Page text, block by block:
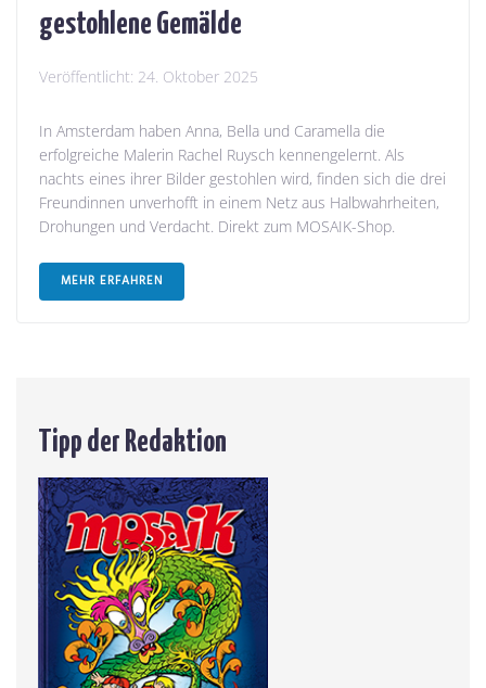
gestohlene Gemälde
Veröffentlicht: 24. Oktober 2025
In Amsterdam haben Anna, Bella und Caramella die
erfolgreiche Malerin Rachel Ruysch kennengelernt. Als
nachts eines ihrer Bilder gestohlen wird, finden sich die drei
Freundinnen unverhofft in einem Netz aus Halbwahrheiten,
Drohungen und Verdacht. Direkt zum MOSAIK-Shop.
MEHR ERFAHREN
Tipp der Redaktion